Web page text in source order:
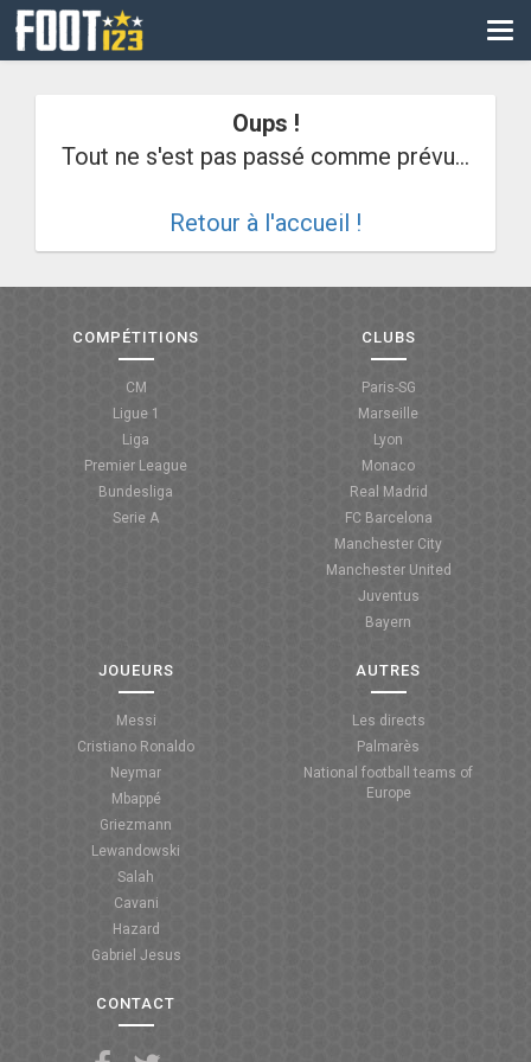
CM
COUPE DE FRANCE
COUPE DE LA LIGUE
Oups !
Tout ne s'est pas passé comme prévu...
Retour à l'accueil !
COMPÉTITIONS
CM
Ligue 1
Liga
Premier League
Bundesliga
Serie A
CLUBS
Paris-SG
Marseille
Lyon
Monaco
Real Madrid
FC Barcelona
Manchester City
Manchester United
Juventus
Bayern
JOUEURS
Messi
Cristiano Ronaldo
Neymar
Mbappé
Griezmann
Lewandowski
Salah
Cavani
Hazard
Gabriel Jesus
AUTRES
Les directs
Palmarès
National football teams of
Europe
CONTACT